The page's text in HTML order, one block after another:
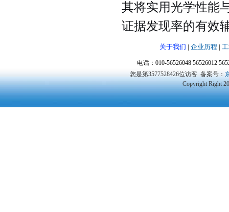
其将实用光学性能
证据发现率的有效
关于我们 | 企业历程 |
电话：010-56526048 56526012
您是第3577528426位访客 备案号：
Copyright Right